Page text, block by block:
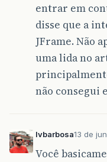
entrar em
disse que a
JFrame. Não
uma lida no
não consegui
lvbarbosa13 de
Você